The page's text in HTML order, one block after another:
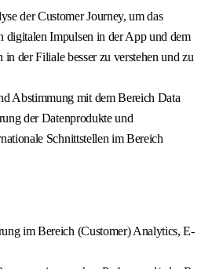
der Customer Journey, um das
digitalen Impulsen in der App und dem
der Filiale besser zu verstehen und zu
Abstimmung mit dem Bereich Data
der Datenprodukte und
Schnittstellen im Bereich
im Bereich (Customer) Analytics, E-